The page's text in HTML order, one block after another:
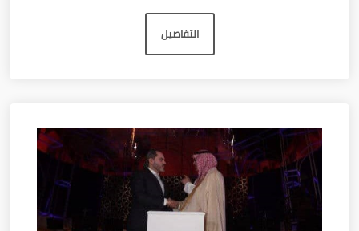
التفاصيل